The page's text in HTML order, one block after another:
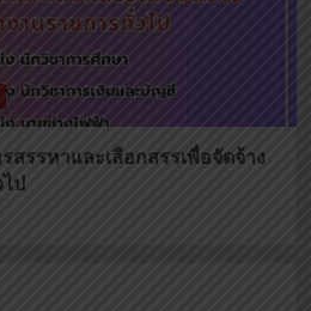
สรรหาและเลือกสรรเพื่อจัดจ้าง
ป